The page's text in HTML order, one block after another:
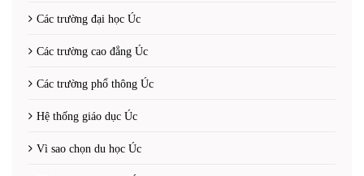
Các trường đại học Úc
Các trường cao đẳng Úc
Các trường phổ thông Úc
Hệ thống giáo dục Úc
Vì sao chọn du học Úc